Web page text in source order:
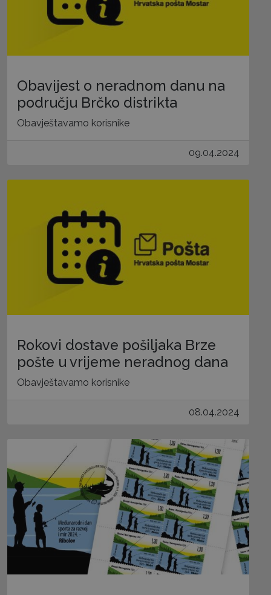
Obavijest o neradnom danu na
području Brčko distrikta
Obavještavamo korisnike
09.04.2024
Rokovi dostave pošiljaka Brze
pošte u vrijeme neradnog dana
Obavještavamo korisnike
08.04.2024